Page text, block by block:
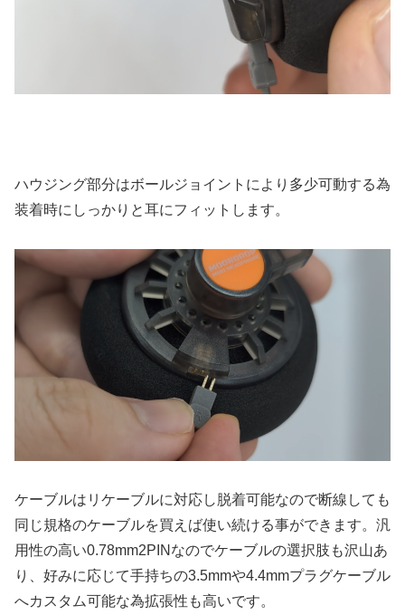
ハウジング部分はボールジョイントにより多少可動する為
装着時にしっかりと耳にフィットします。
ケーブルはリケーブルに対応し脱着可能なので断線しても
同じ規格のケーブルを買えば使い続ける事ができます。汎
用性の高い0.78mm2PINなのでケーブルの選択肢も沢山あ
り、好みに応じて手持ちの3.5mmや4.4mmプラグケーブル
へカスタム可能な為拡張性も高いです。